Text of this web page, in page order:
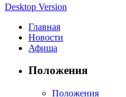
Desktop Version
Главная
Новости
Афиша
Положения
Положения